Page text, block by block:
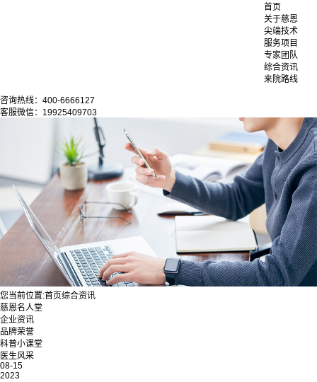
首页
关于慈恩
尖端技术
服务项目
专家团队
综合资讯
来院路线
咨询热线：400-6666127
客服微信：19925409703
您当前位置:首页综合资讯
慈恩名人堂
企业资讯
品牌荣誉
科普小课堂
医生风采
08-15
2023